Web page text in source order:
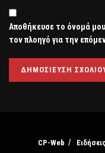
Αποθήκευσε το όνομά
τον πλοηγό για την
CP-Web Ειδήσεις